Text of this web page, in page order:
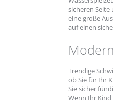
sicheren
eine große
auf einen
Trendige
ob Sie für Ihr
Sie sicher
Wenn Ihr